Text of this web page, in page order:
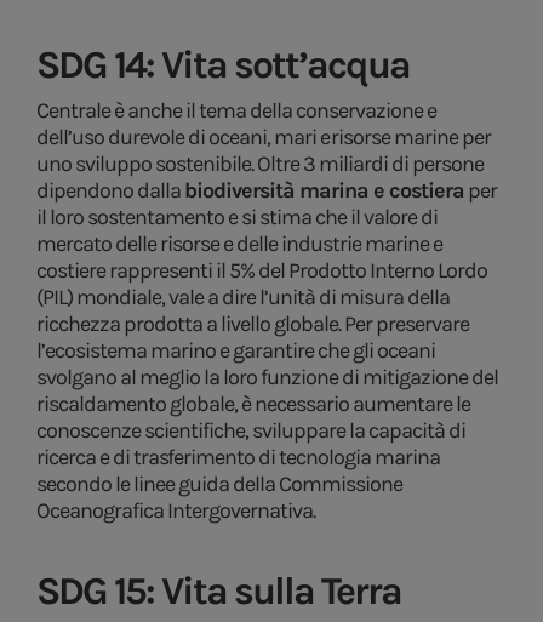
SDG 14: Vita sott’acqua
Centrale è anche il tema della conservazione e
dell’uso durevole di oceani, mari e risorse marine per
uno sviluppo sostenibile. Oltre 3 miliardi di persone
dipendono dallabiodiversità marina e costiera per
il loro sostentamento e si stima che il valore di
mercato delle risorse e delle industrie marine e
costiere rappresenti il 5% del Prodotto Interno Lordo
(PIL) mondiale, vale a dire l’unità di misura della
ricchezza prodotta a livello globale. Per preservare
l’ecosistema marino e garantire che gli oceani
svolgano al meglio la loro funzione di mitigazione del
riscaldamento globale, è necessario aumentare le
conoscenze scientifiche, sviluppare la capacità di
ricerca e di trasferimento di tecnologia marina
secondo le linee guida della Commissione
Oceanografica Intergovernativa.
SDG 15: Vita sulla Terra